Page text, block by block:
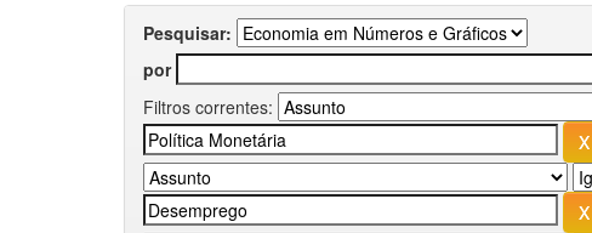
Pesquisar:
por
Filtros correntes: